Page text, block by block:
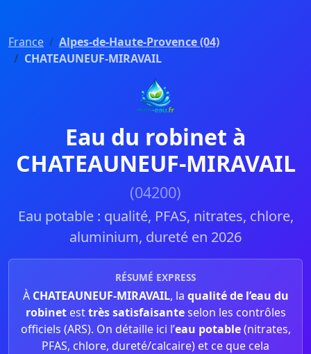
France
Alpes-de-Haute-Provence (04)
CHATEAUNEUF-MIRAVAIL
Eau du robinet à
CHATEAUNEUF-MIRAVAIL
(04200)
Eau potable : qualité, PFAS, nitrates, chlore,
aluminium, dureté en 2026
RÉSUMÉ EXPRESS
À CHATEAUNEUF-MIRAVAIL, la qualité de l’eau du
robinetesttrès satisfaisanteselon les contrôles
officiels (ARS). On détaille ici l’eau potable(nitrates,
PFAS, chlore, dureté/calcaire) et ce que cela